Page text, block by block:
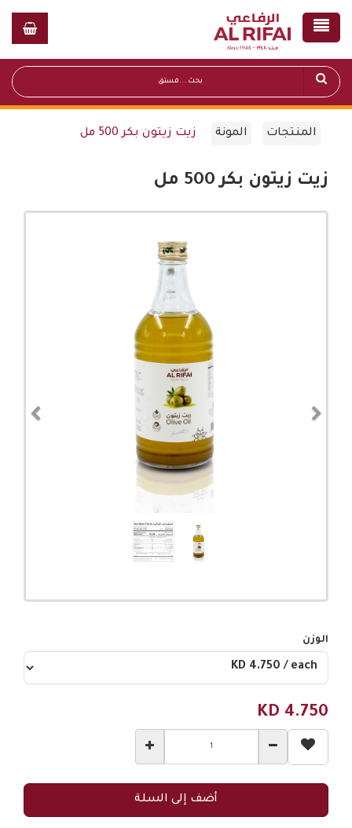
المنتجات المونة زيت زيتون بكر 500 مل
زيت زيتون بكر 500 مل
الوزن
KD 4.750
أضف إلى السلة